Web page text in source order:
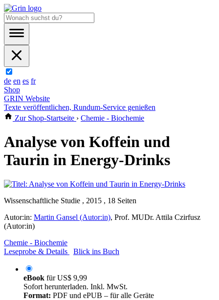
de en es fr
Shop
GRIN Website
Texte veröffentlichen, Rundum-Service genießen
Zur Shop-Startseite › Chemie - Biochemie
Analyse von Koffein und
Taurin in Energy-Drinks
Wissenschaftliche Studie , 2015 , 18 Seiten
Autor:in: Martin Gansel (Autor:in), Prof. MUDr. Attila Czirfusz
(Autor:in)
Chemie - Biochemie
Leseprobe & Details
Blick ins Buch
eBook fürUS$ 9,99
Sofort herunterladen. Inkl. MwSt.
Format: PDF und ePUB – für alle Geräte